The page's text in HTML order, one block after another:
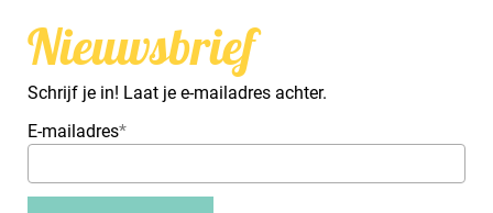
Nieuwsbrief
Schrijf je in! Laat je e-mailadres achter.
E-mailadres*